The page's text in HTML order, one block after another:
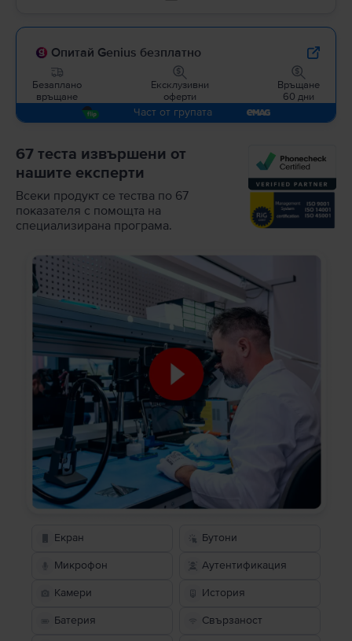
Опитай Genius безплатно
Безаплано
връщане
Ексклузивни
оферти
Връщане
60 дни
Част от групата
67 теста извършени от
нашите експерти
Всеки продукт се тества по 67
показателя с помощта на
специализирана програма.
Екран Бутони
Микрофон Аутентификация
Камери История
Батерия Свързаност